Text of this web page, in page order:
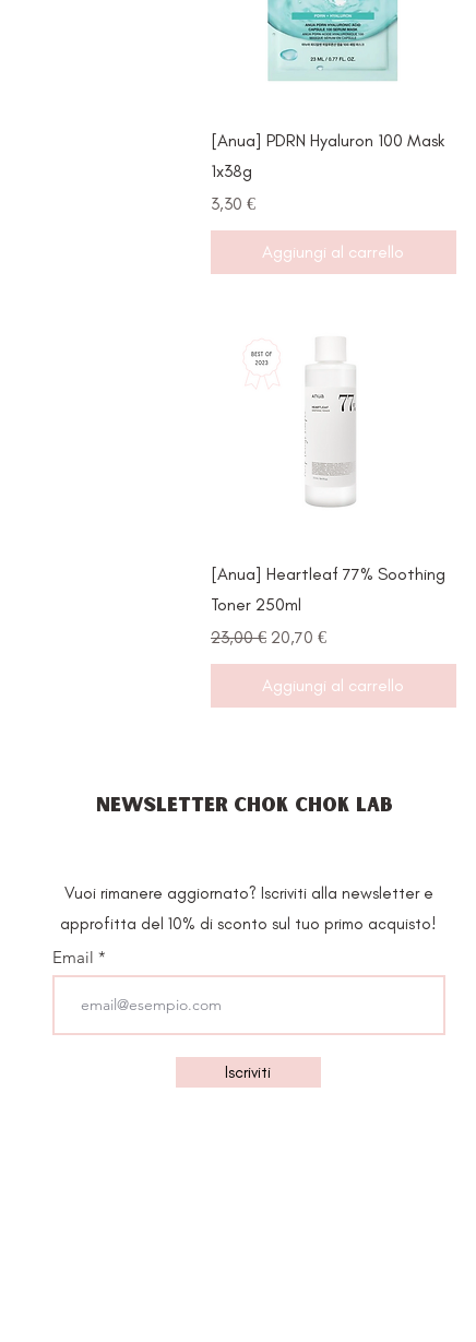
Vista rapida
[Anua] PDRN Hyaluron 100 Mask
1x38g
Prezzo
3,30 €
Aggiungi al carrello
Vista rapida
[Anua] Heartleaf 77% Soothing
Toner 250ml
Prezzo regolare
23,00 € Prezzo scontato
20,70 €
Aggiungi al carrello
NEWSLETTER CHOK CHOK LAB
Vuoi rimanere aggiornato? Iscriviti alla newsletter e
approfitta del 10% di sconto sul tuo primo acquisto!
Email
Iscriviti